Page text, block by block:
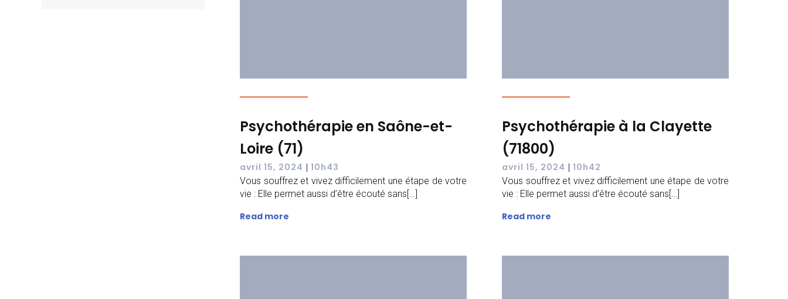
Psychothérapie en Saône-et-
Loire (71)
avril 15, 2024 10h43
Vous souffrez et vivez difficilement une étape de votre
vie : Elle permet aussi d’être écouté sans[…]
Read more
Psychothérapie à la Clayette
(71800)
avril 15, 2024 10h42
Vous souffrez et vivez difficilement une étape de votre
vie : Elle permet aussi d’être écouté sans[…]
Read more